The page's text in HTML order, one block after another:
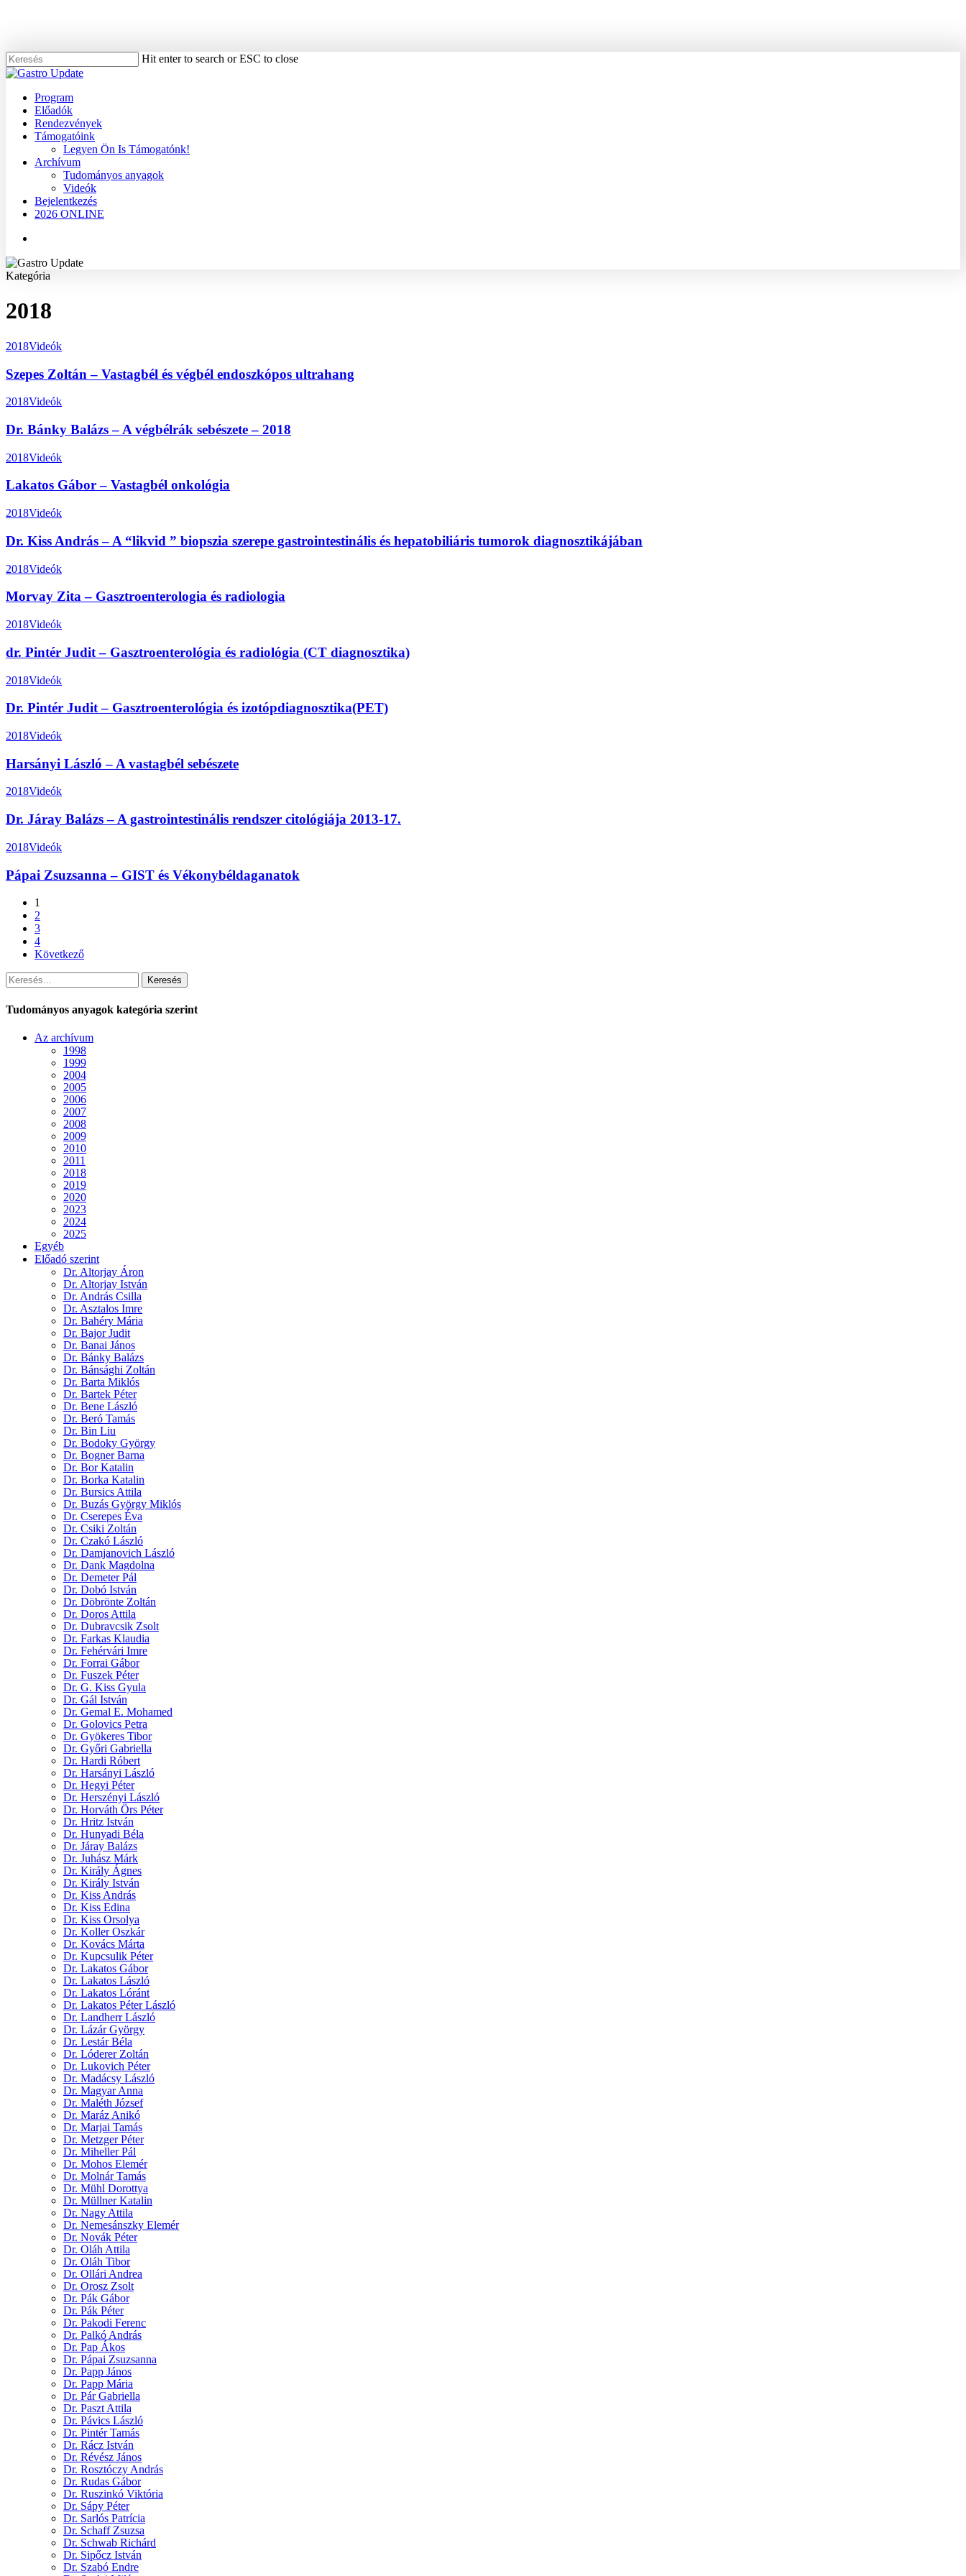
content
Hit enter to search or ESC to close
Close
Menu
Program
Előadók
Rendezvények
Támogatóink
Legyen Ön Is Támogatónk!
Archívum
Tudományos anyagok
Videók
Bejelentkezés
2026 ONLINE
Kategória
2018
2018Videók
Szepes Zoltán – Vastagbél és végbél endoszkópos ultrahang
2018Videók
Dr. Bánky Balázs – A végbélrák sebészete – 2018
2018Videók
Lakatos Gábor – Vastagbél onkológia
2018Videók
Dr. Kiss András – A “likvid ” biopszia szerepe gastrointestinális és hepatobiliáris tumorok diagnosztikájában
2018Videók
Morvay Zita – Gasztroenterologia és radiologia
2018Videók
dr. Pintér Judit – Gasztroenterológia és radiológia (CT diagnosztika)
2018Videók
Dr. Pintér Judit – Gasztroenterológia és izotópdiagnosztika(PET)
2018Videók
Harsányi László – A vastagbél sebészete
2018Videók
Dr. Járay Balázs – A gastrointestinális rendszer citológiája 2013-17.
2018Videók
Pápai Zsuzsanna – GIST és Vékonybéldaganatok
1
2
3
4
Következő
Keresés
Tudományos anyagok kategória szerint
Az archívum
1998
1999
2004
2005
2006
2007
2008
2009
2010
2011
2018
2019
2020
2023
2024
2025
Egyéb
Előadó szerint
Dr. Altorjay Áron
Dr. Altorjay István
Dr. András Csilla
Dr. Asztalos Imre
Dr. Bahéry Mária
Dr. Bajor Judit
Dr. Banai János
Dr. Bánky Balázs
Dr. Bánsághi Zoltán
Dr. Barta Miklós
Dr. Bartek Péter
Dr. Bene László
Dr. Beró Tamás
Dr. Bin Liu
Dr. Bodoky György
Dr. Bogner Barna
Dr. Bor Katalin
Dr. Borka Katalin
Dr. Bursics Attila
Dr. Buzás György Miklós
Dr. Cserepes Éva
Dr. Csiki Zoltán
Dr. Czakó László
Dr. Damjanovich László
Dr. Dank Magdolna
Dr. Demeter Pál
Dr. Dobó István
Dr. Döbrönte Zoltán
Dr. Doros Attila
Dr. Dubravcsik Zsolt
Dr. Farkas Klaudia
Dr. Fehérvári Imre
Dr. Forrai Gábor
Dr. Fuszek Péter
Dr. G. Kiss Gyula
Dr. Gál István
Dr. Gemal E. Mohamed
Dr. Golovics Petra
Dr. Gyökeres Tibor
Dr. Győri Gabriella
Dr. Hardi Róbert
Dr. Harsányi László
Dr. Hegyi Péter
Dr. Herszényi László
Dr. Horváth Örs Péter
Dr. Hritz István
Dr. Hunyadi Béla
Dr. Járay Balázs
Dr. Juhász Márk
Dr. Király Ágnes
Dr. Király István
Dr. Kiss András
Dr. Kiss Edina
Dr. Kiss Orsolya
Dr. Koller Oszkár
Dr. Kovács Márta
Dr. Kupcsulik Péter
Dr. Lakatos Gábor
Dr. Lakatos László
Dr. Lakatos Lóránt
Dr. Lakatos Péter László
Dr. Landherr László
Dr. Lázár György
Dr. Lestár Béla
Dr. Lóderer Zoltán
Dr. Lukovich Péter
Dr. Madácsy László
Dr. Magyar Anna
Dr. Maléth József
Dr. Maráz Anikó
Dr. Marjai Tamás
Dr. Metzger Péter
Dr. Miheller Pál
Dr. Mohos Elemér
Dr. Molnár Tamás
Dr. Mühl Dorottya
Dr. Müllner Katalin
Dr. Nagy Attila
Dr. Nemesánszky Elemér
Dr. Novák Péter
Dr. Oláh Attila
Dr. Oláh Tibor
Dr. Ollári Andrea
Dr. Orosz Zsolt
Dr. Pák Gábor
Dr. Pák Péter
Dr. Pakodi Ferenc
Dr. Palkó András
Dr. Pap Ákos
Dr. Pápai Zsuzsanna
Dr. Papp János
Dr. Papp Mária
Dr. Pár Gabriella
Dr. Paszt Attila
Dr. Pávics László
Dr. Pintér Tamás
Dr. Rácz István
Dr. Révész János
Dr. Rosztóczy András
Dr. Rudas Gábor
Dr. Ruszinkó Viktória
Dr. Sápy Péter
Dr. Sarlós Patrícia
Dr. Schaff Zsuzsa
Dr. Schwab Richárd
Dr. Sipőcz István
Dr. Szabó Endre